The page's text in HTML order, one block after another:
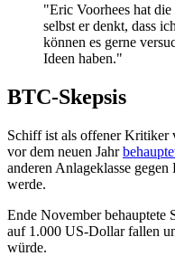
"Eric Voorhees hat
selbst er denkt, dass
können es gerne
Ideen haben."
BTC-Skepsis
Schiff ist als offener Kritiker
vor dem neuen Jahr
anderen Anlageklasse
werde.
Ende November
auf 1.000 US-Dollar fallen
würde.